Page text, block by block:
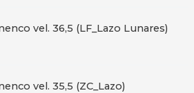
vel. 36,5 (LF_Lazo Lunares)
vel. 35,5 (ZC_Lazo)